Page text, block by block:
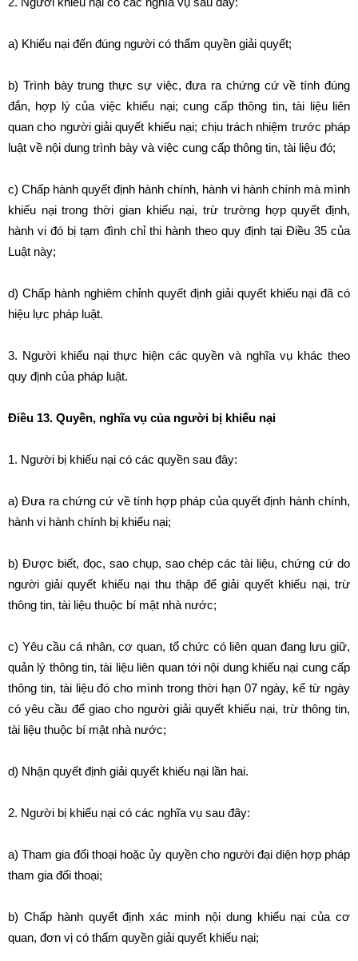
a) Khiếu nại đến đúng người có thẩm quyền giải quyết;
b) Trình bày trung thực sự việc, đưa ra chứng cứ về tính đúng
đắn, hợp lý của việc khiếu nại; cung cấp thông tin, tài liệu liên
quan cho người giải quyết khiếu nại; chịu trách nhiệm trước pháp
luật về nội dung trình bày và việc cung cấp thông tin, tài liệu đó;
c) Chấp hành quyết định hành chính, hành vi hành chính mà mình
khiếu nại trong thời gian khiếu nại, trừ trường hợp quyết định,
hành vi đó bị tạm đình chỉ thi hành theo quy định tại Điều 35 của
Luật này;
d) Chấp hành nghiêm chỉnh quyết định giải quyết khiếu nại đã có
hiệu lực pháp luật.
3. Người khiếu nại thực hiện các quyền và nghĩa vụ khác theo
quy định của pháp luật.
Điều 13. Quyền, nghĩa vụ của người bị khiếu nại
1. Người bị khiếu nại có các quyền sau đây:
a) Đưa ra chứng cứ về tính hợp pháp của quyết định hành chính,
hành vi hành chính bị khiếu nại;
b) Được biết, đọc, sao chụp, sao chép các tài liệu, chứng cứ do
người giải quyết khiếu nại thu thập để giải quyết khiếu nại, trừ
thông tin, tài liệu thuộc bí mật nhà nước;
c) Yêu cầu cá nhân, cơ quan, tổ chức có liên quan đang lưu giữ,
quản lý thông tin, tài liệu liên quan tới nội dung khiếu nại cung cấp
thông tin, tài liệu đó cho mình trong thời hạn 07 ngày, kể từ ngày
có yêu cầu để giao cho người giải quyết khiếu nại, trừ thông tin,
tài liệu thuộc bí mật nhà nước;
d) Nhận quyết định giải quyết khiếu nại lần hai.
2. Người bị khiếu nại có các nghĩa vụ sau đây:
a) Tham gia đối thoại hoặc ủy quyền cho người đại diện hợp pháp
tham gia đối thoại;
b) Chấp hành quyết định xác minh nội dung khiếu nại của cơ
quan, đơn vị có thẩm quyền giải quyết khiếu nại;